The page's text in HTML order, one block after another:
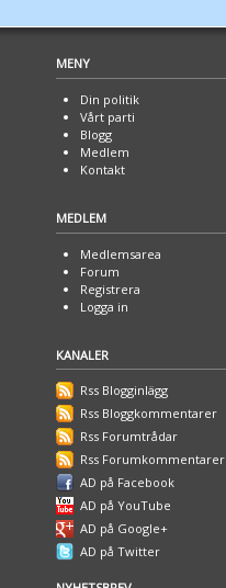
MENY
Din politik
Vårt parti
Blogg
Medlem
Kontakt
MEDLEM
Medlemsarea
Forum
Registrera
Logga in
KANALER
Rss Blogginlägg
Rss Bloggkommentarer
Rss Forumtrådar
Rss Forumkommentarer
AD på Facebook
AD på YouTube
AD på Google+
AD på Twitter